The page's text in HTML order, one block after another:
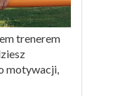
trenerem
motywacji,